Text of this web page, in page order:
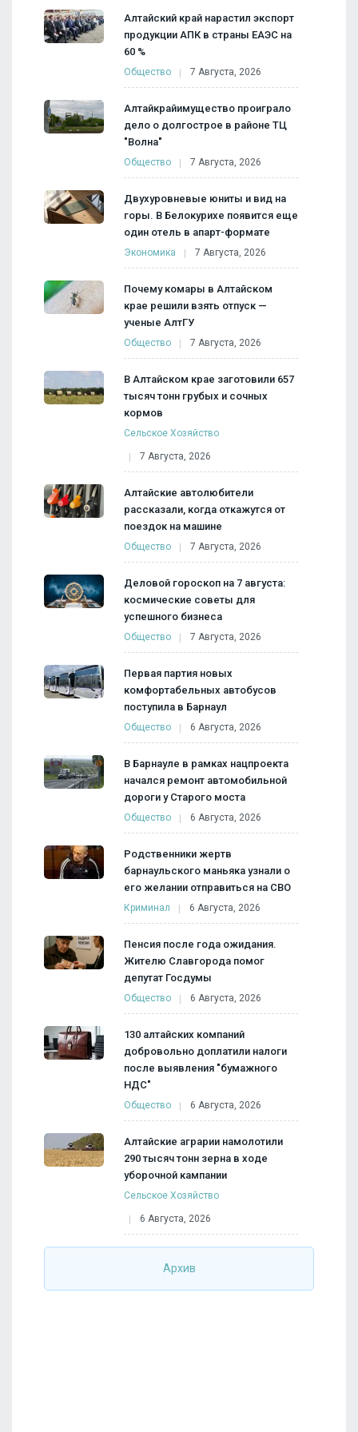
Алтайский край нарастил экспорт
продукции АПК в страны ЕАЭС на
60 %
Общество 7 Августа, 2026
Алтайкрайимущество проиграло
дело о долгострое в районе ТЦ
"Волна"
Общество 7 Августа, 2026
Двухуровневые юниты и вид на
горы. В Белокурихе появится еще
один отель в апарт-формате
Экономика 7 Августа, 2026
Почему комары в Алтайском
крае решили взять отпуск —
ученые АлтГУ
Общество 7 Августа, 2026
В Алтайском крае заготовили 657
тысяч тонн грубых и сочных
кормов
Сельское Хозяйство
7 Августа, 2026
Алтайские автолюбители
рассказали, когда откажутся от
поездок на машине
Общество 7 Августа, 2026
Деловой гороскоп на 7 августа:
космические советы для
успешного бизнеса
Общество 7 Августа, 2026
Первая партия новых
комфортабельных автобусов
поступила в Барнаул
Общество 6 Августа, 2026
В Барнауле в рамках нацпроекта
начался ремонт автомобильной
дороги у Старого моста
Общество 6 Августа, 2026
Родственники жертв
барнаульского маньяка узнали о
его желании отправиться на СВО
Криминал 6 Августа, 2026
Пенсия после года ожидания.
Жителю Славгорода помог
депутат Госдумы
Общество 6 Августа, 2026
130 алтайских компаний
добровольно доплатили налоги
после выявления "бумажного
НДС"
Общество 6 Августа, 2026
Алтайские аграрии намолотили
290 тысяч тонн зерна в ходе
уборочной кампании
Сельское Хозяйство
6 Августа, 2026
Архив